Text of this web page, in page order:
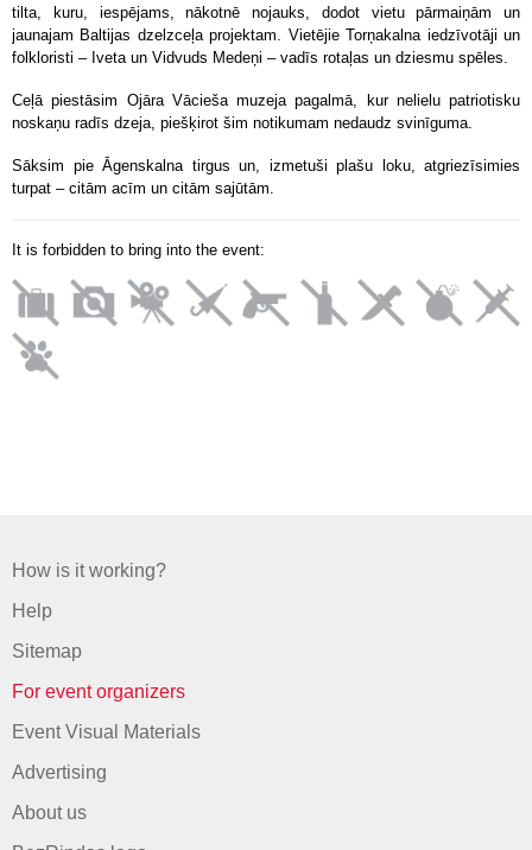
tilta, kuru, iespējams, nākotnē nojauks, dodot vietu pārmaiņām un
jaunajam Baltijas dzelzceļa projektam. Vietējie Torņakalna iedzīvotāji un
folkloristi – Iveta un Vidvuds Medeņi – vadīs rotaļas un dziesmu spēles.
Ceļā piestāsim Ojāra Vācieša muzeja pagalmā, kur nelielu patriotisku
noskaņu radīs dzeja, piešķirot šim notikumam nedaudz svinīguma.
Sāksim pie Āgenskalna tirgus un, izmetuši plašu loku, atgriezīsimies
turpat – citām acīm un citām sajūtām.
It is forbidden to bring into the event:
How is it working?
Help
Sitemap
For event organizers
Event Visual Materials
Advertising
About us